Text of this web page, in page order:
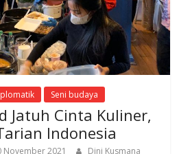
Seni budaya
Jatuh Cinta Kuliner,
Indonesia
November 2021
Dini Kusmana